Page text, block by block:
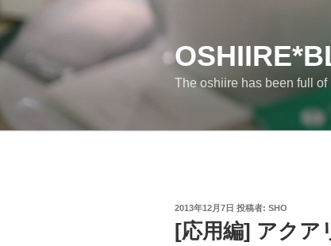
コ
ン
テ
ン
ス
The oshiire has been full
投
日:
2013年12月7日 投稿者: SHO
[応用編] アクア